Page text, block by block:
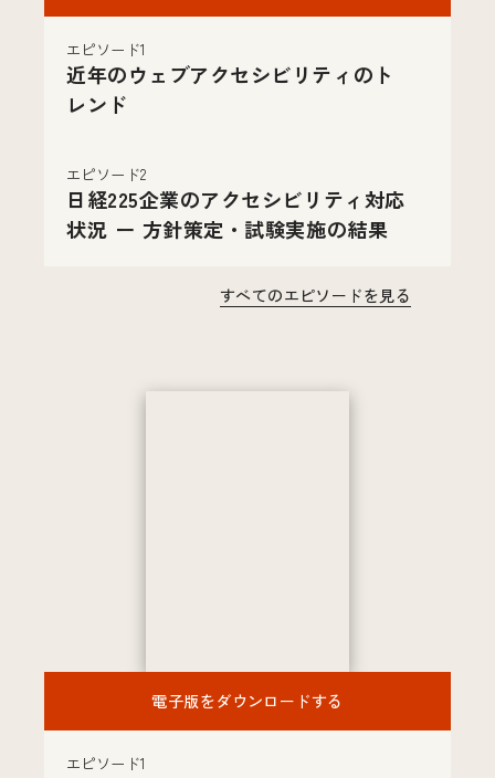
エピソード1
近年のウェブアクセシビリティのト
レンド
エピソード2
日経225企業のアクセシビリティ対応
状況 ー 方針策定・試験実施の結果
すべてのエピソードを見る
電子版をダウンロードする
エピソード1